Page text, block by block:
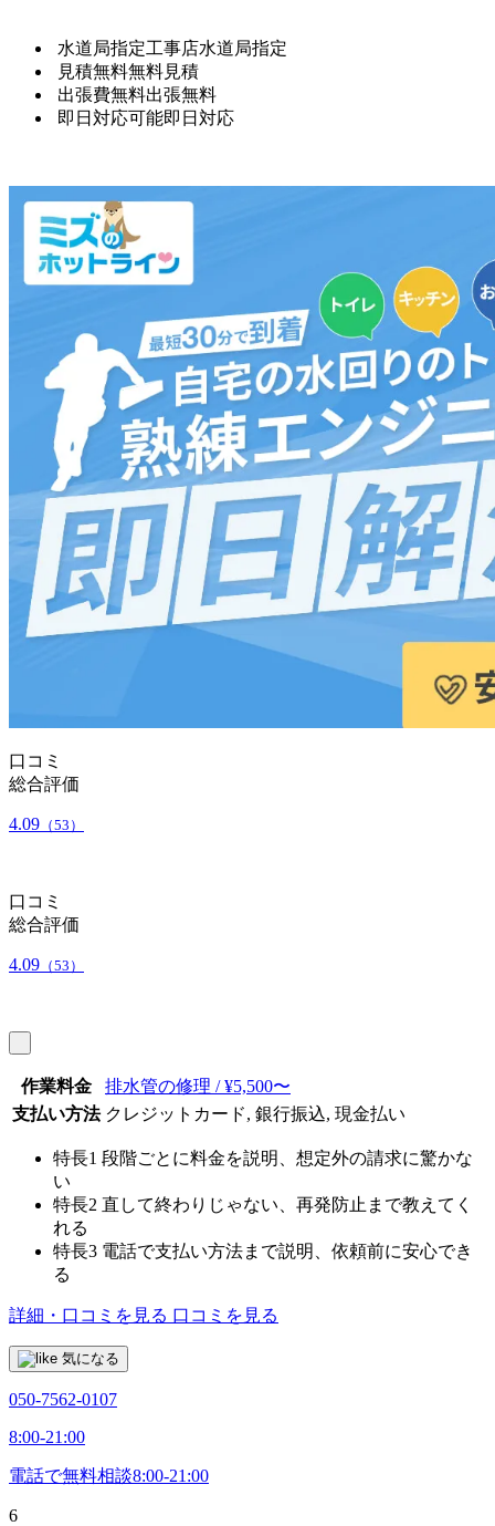
水道局指定工事店水道局指定
見積無料無料見積
出張費無料出張無料
即日対応可能即日対応
口コミ
総合評価
4.09 （53）
口コミ
総合評価
4.09 （53）
作業料金
排水管の修理 / ¥5,500〜
支払い方法 クレジットカード, 銀行振込, 現金払い
特長1 段階ごとに料金を説明、想定外の請求に驚かな
い
特長2 直して終わりじゃない、再発防止まで教えてく
れる
特長3 電話で支払い方法まで説明、依頼前に安心でき
る
詳細・口コミを見る 口コミを見る
気になる
050-7562-0107
8:00-21:00
電話で無料相談8:00-21:00
6